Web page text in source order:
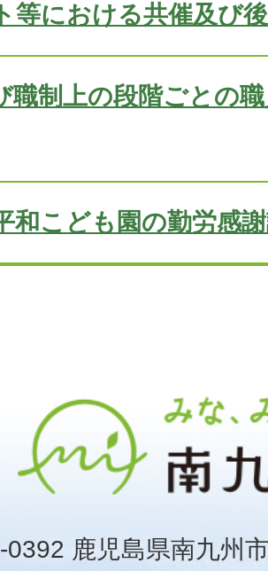
等における共催及び
職制上の段階ごとの
和こども園の勤労感
0392 鹿児島県南九州